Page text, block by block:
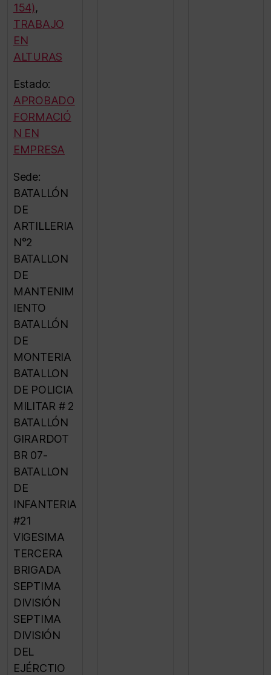
154),
TRABAJO
EN
ALTURAS
Estado:
APROBADO
FORMACIÓ
N EN
EMPRESA
Sede:
BATALLÓN
DE
ARTILLERIA
N°2
BATALLON
DE
MANTENIM
IENTO
BATALLÓN
DE
MONTERIA
BATALLON
DE POLICIA
MILITAR # 2
BATALLÓN
GIRARDOT
BR 07-
BATALLON
DE
INFANTERIA
#21
VIGESIMA
TERCERA
BRIGADA
SEPTIMA
DIVISIÓN
SEPTIMA
DIVISIÓN
DEL
EJÉRCTIO